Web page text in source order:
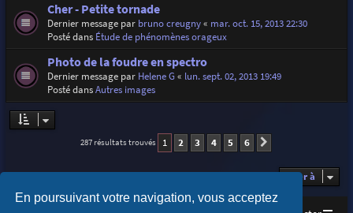
En poursuivant votre navigation, vous acceptez
Cher - Petite tornade
Dernier message par bruno creugny« mar. oct. 15, 2013 22:30
Posté dans Étude de phénomènes orageux
Photo de la foudre en spectro
Dernier message par Helene G« lun. sept. 02, 2013 19:49
Posté dansAutres images
287 résultats trouvés 1 2 3 4 5 6
Aller à